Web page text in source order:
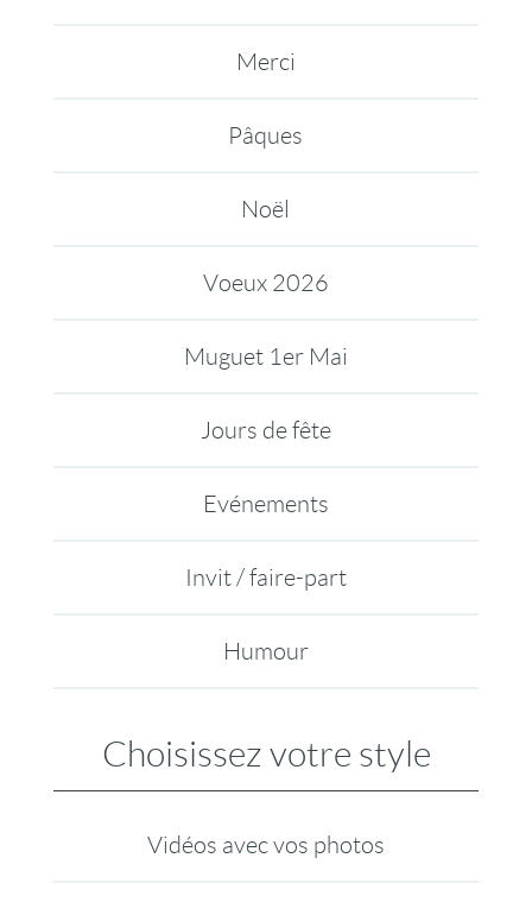
Merci
Pâques
Noël
Voeux 2026
Muguet 1er Mai
Jours de fête
Evénements
Invit / faire-part
Humour
Choisissez votre style
Vidéos avec vos photos